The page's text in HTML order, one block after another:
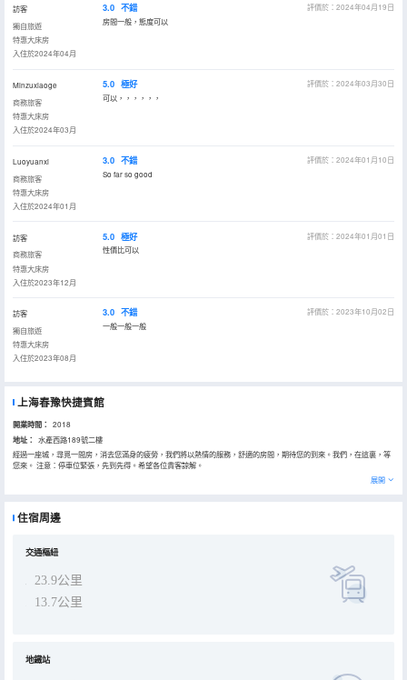
訪客
獨自旅遊
特惠大床房
入住於2024年04月
3.0 不錯
評價於：2024年04月19日
房間一般，態度可以
Minzuxiaoge
商務旅客
特惠大床房
入住於2024年03月
5.0 極好
評價於：2024年03月30日
可以，，，，，，
Luoyuanxi
商務旅客
特惠大床房
入住於2024年01月
3.0 不錯
評價於：2024年01月10日
So far so good
訪客
商務旅客
特惠大床房
入住於2023年12月
5.0 極好
評價於：2024年01月01日
性價比可以
訪客
獨自旅遊
特惠大床房
入住於2023年08月
3.0 不錯
評價於：2023年10月02日
一般一般一般
上海春豫快捷賓館
開業時間： 2018
地址：
水產西路189號二樓
經過一座城，尋覓一間房，消去您滿身的疲勞，我們將以熱情的服務，舒適的房間，期待您的到來。我們，在這裏，等
您來。 注意：停車位緊張，先到先得。希望各位貴客諒解。
展開
住宿周邊
交通樞紐
23.9公里
13.7公里
地鐵站